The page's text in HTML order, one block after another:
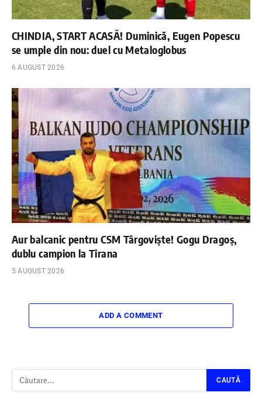
CHINDIA, START ACASĂ! Duminică, Eugen Popescu
se umple din nou: duel cu Metaloglobus
6 AUGUST 2026
Aur balcanic pentru CSM Târgoviște! Gogu Dragoș,
dublu campion la Tirana
5 AUGUST 2026
ADD A COMMENT